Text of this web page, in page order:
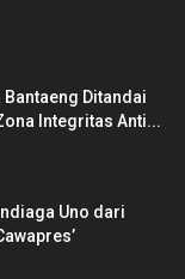
Ditandai
Integritas Anti...
Uno dari